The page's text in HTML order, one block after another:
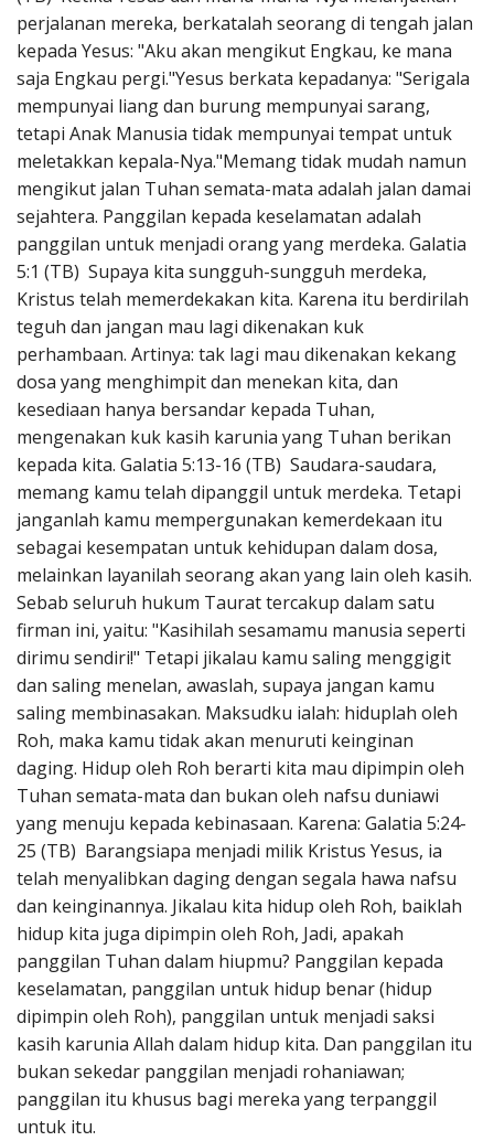
perjalanan mereka, berkatalah seorang di tengah jalan
kepada Yesus: "Aku akan mengikut Engkau, ke mana
saja Engkau pergi."Yesus berkata kepadanya: "Serigala
mempunyai liang dan burung mempunyai sarang,
tetapi Anak Manusia tidak mempunyai tempat untuk
meletakkan kepala-Nya."Memang tidak mudah namun
mengikut jalan Tuhan semata-mata adalah jalan damai
sejahtera. Panggilan kepada keselamatan adalah
panggilan untuk menjadi orang yang merdeka. Galatia
5:1 (TB) Supaya kita sungguh-sungguh merdeka,
Kristus telah memerdekakan kita. Karena itu berdirilah
teguh dan jangan mau lagi dikenakan kuk
perhambaan. Artinya: tak lagi mau dikenakan kekang
dosa yang menghimpit dan menekan kita, dan
kesediaan hanya bersandar kepada Tuhan,
mengenakan kuk kasih karunia yang Tuhan berikan
kepada kita. Galatia 5:13-16 (TB) Saudara-saudara,
memang kamu telah dipanggil untuk merdeka. Tetapi
janganlah kamu mempergunakan kemerdekaan itu
sebagai kesempatan untuk kehidupan dalam dosa,
melainkan layanilah seorang akan yang lain oleh kasih.
Sebab seluruh hukum Taurat tercakup dalam satu
firman ini, yaitu: "Kasihilah sesamamu manusia seperti
dirimu sendiri!" Tetapi jikalau kamu saling menggigit
dan saling menelan, awaslah, supaya jangan kamu
saling membinasakan. Maksudku ialah: hiduplah oleh
Roh, maka kamu tidak akan menuruti keinginan
daging. Hidup oleh Roh berarti kita mau dipimpin oleh
Tuhan semata-mata dan bukan oleh nafsu duniawi
yang menuju kepada kebinasaan. Karena: Galatia 5:24-
25 (TB) Barangsiapa menjadi milik Kristus Yesus, ia
telah menyalibkan daging dengan segala hawa nafsu
dan keinginannya. Jikalau kita hidup oleh Roh, baiklah
hidup kita juga dipimpin oleh Roh, Jadi, apakah
panggilan Tuhan dalam hiupmu? Panggilan kepada
keselamatan, panggilan untuk hidup benar (hidup
dipimpin oleh Roh), panggilan untuk menjadi saksi
kasih karunia Allah dalam hidup kita. Dan panggilan itu
bukan sekedar panggilan menjadi rohaniawan;
panggilan itu khusus bagi mereka yang terpanggil
untuk itu.